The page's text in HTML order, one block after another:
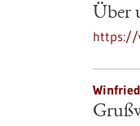
Über
https://